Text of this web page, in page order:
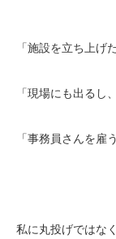
「施設を立ち上げ
「現場にも出るし
「事務員さんを雇
私に丸投げではな